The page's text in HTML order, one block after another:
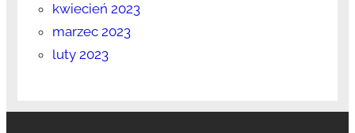
kwiecień 2023
marzec 2023
luty 2023